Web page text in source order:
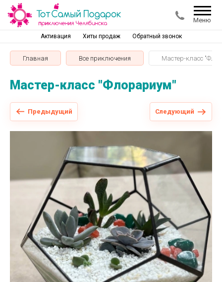
Меню
Активация Хиты продаж Обратный звонок
Главная Все приключения Мастер-класс
Мастер-класс "Флорариум"
Предыдущий Следующий